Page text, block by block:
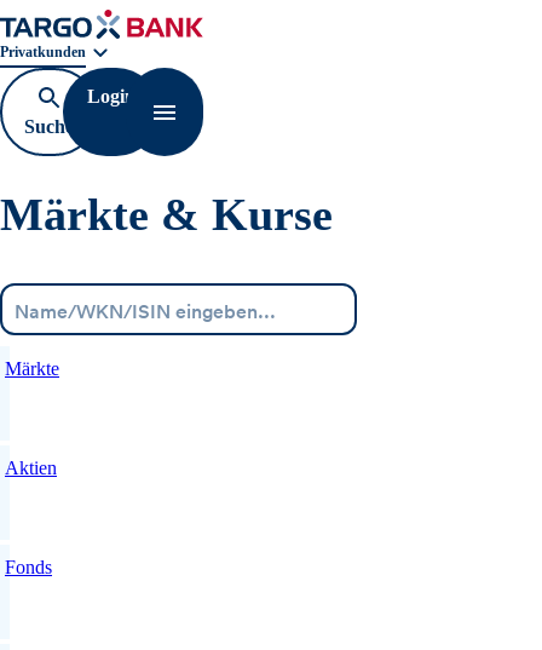
Geschäftsbereichnavigation. Aktuelle Auswahl:
Privatkunden
Suche
öffnen
Login
Navigation öffnen
Märkte & Kurse
Märkte
Aktien
Fonds